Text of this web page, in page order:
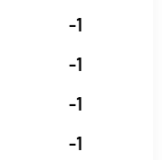
-1
-1
-1
-1